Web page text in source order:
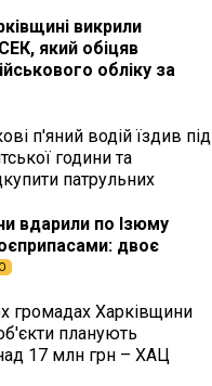
викрили
який обіцяв
обліку за
п'яний водій їздив під
години та
патрульних
вдарили по Ізюму
двоє
громадах Харківщини
планують
17 млн грн – ХАЦ